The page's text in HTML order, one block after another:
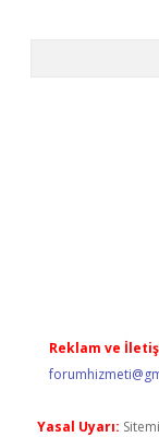
Reklam ve
Yasal Uyarı: